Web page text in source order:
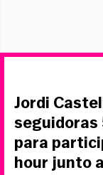
Jordi
para
hour junto